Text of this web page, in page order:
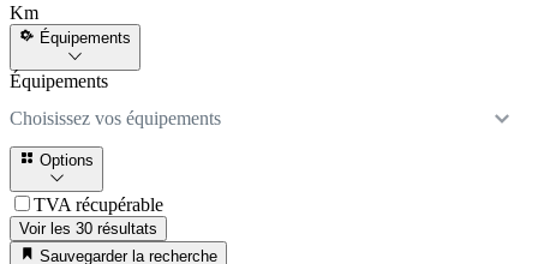
Km
Équipements
Équipements
Choisissez vos équipements
Options
TVA récupérable
Voir les 30 résultats
Sauvegarder la recherche